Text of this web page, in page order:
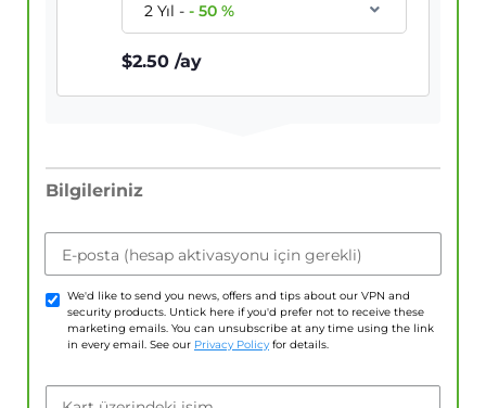
2 Yıl--50 %
$2.50 /ay
Bilgileriniz
E-posta (hesap aktivasyonu için gerekli)
We'd like to send you news, offers and tips about our VPN and
security products. Untick here if you'd prefer not to receive these
marketing emails. You can unsubscribe at any time using the link
in every email. See our Privacy Policy for details.